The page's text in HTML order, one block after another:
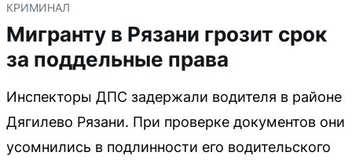
КРИМИНАЛ
Мигранту в Рязани грозит срок
за поддельные права
Инспекторы ДПС задержали водителя в районе
Дягилево Рязани. При проверке документов они
усомнились в подлинности его водительского